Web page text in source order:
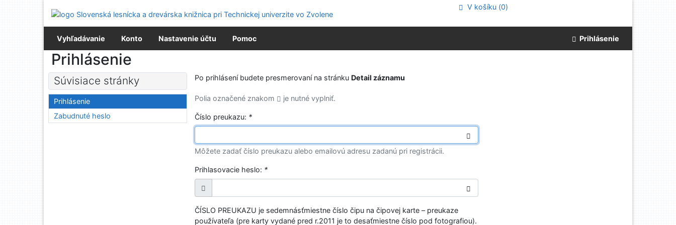
Prejsť na menu
Prehlásenie o webovej prístupnosti
V košíku (0)
Vyhľadávanie Konto Nastavenie účtu Pomoc Prihlásenie
Prihlásenie
Po prihlásení budete presmerovaní na stránku Detail záznamu
Polia označené znakom je nutné vyplniť.
Číslo preukazu: *
Môžete zadať číslo preukazu alebo emailovú adresu zadanú pri registrácii.
Prihlasovacie heslo: *
ČÍSLO PREUKAZU je sedemnásťmiestne číslo čipu na čipovej karte – preukaze
používateľa (pre karty vydané pred r.2011 je to desaťmiestne číslo pod fotografiou).
Súvisiace stránky
Prihlásenie
Zabudnuté heslo